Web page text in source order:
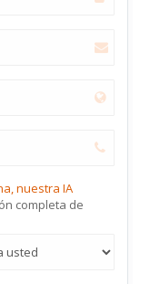
nuestra IA
completa de